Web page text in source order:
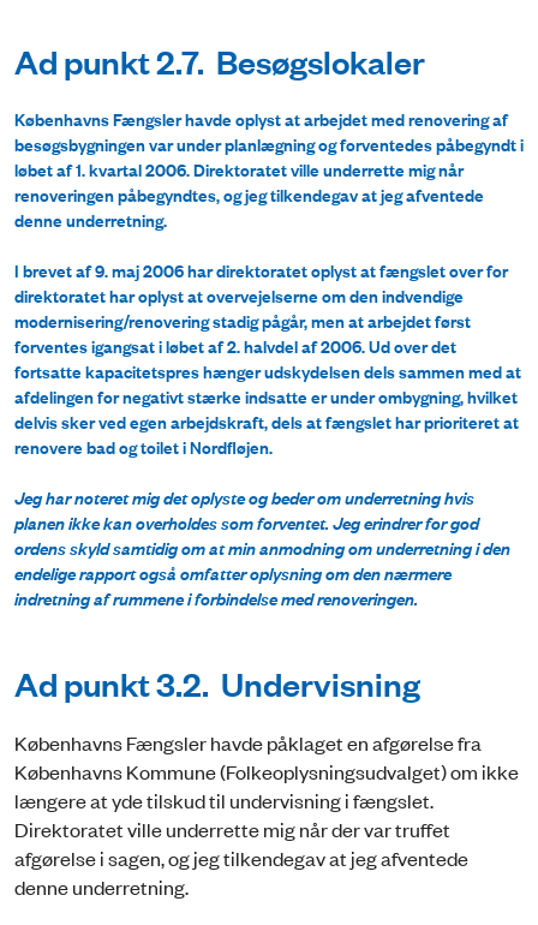
Ad punkt 2.7. Besøgslokaler
Københavns Fængsler havde oplyst at arbejdet med renovering af
besøgsbygningen var under planlægning og forventedes påbegyndt i
løbet af 1. kvartal 2006. Direktoratet ville underrette mig når
renoveringen påbegyndtes, og jeg tilkendegav at jeg afventede
denne underretning.
I brevet af 9. maj 2006 har direktoratet oplyst at fængslet over for
direktoratet har oplyst at overvejelserne om den indvendige
modernisering/renovering stadig pågår, men at arbejdet først
forventes igangsat i løbet af 2. halvdel af 2006. Ud over det
fortsatte kapacitetspres hænger udskydelsen dels sammen med at
afdelingen for negativt stærke indsatte er under ombygning, hvilket
delvis sker ved egen arbejdskraft, dels at fængslet har prioriteret at
renovere bad og toilet i Nordfløjen.
Jeg har noteret mig det oplyste og beder om underretning hvis
planen ikke kan overholdes som forventet. Jeg erindrer for god
ordens skyld samtidig om at min anmodning om underretning i den
endelige rapport også omfatter oplysning om den nærmere
indretning af rummene i forbindelse med renoveringen.
Ad punkt 3.2. Undervisning
Københavns Fængsler havde påklaget en afgørelse fra
Københavns Kommune (Folkeoplysningsudvalget) om ikke
længere at yde tilskud til undervisning i fængslet.
Direktoratet ville underrette mig når der var truffet
afgørelse i sagen, og jeg tilkendegav at jeg afventede
denne underretning.